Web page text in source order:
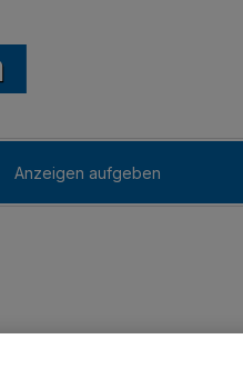
Anzeigen aufgeben